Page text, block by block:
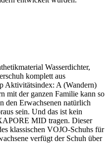
Wasserdichter,
komplett aus
Aktivitätsindex: A (Wandern)
mit der ganzen Familie kann so
den Erwachsenen natürlich
sein. Und das ist kein
MID tragen. Dieser
klassischen VOJO-Schuhs für
verfügt der Schuh über